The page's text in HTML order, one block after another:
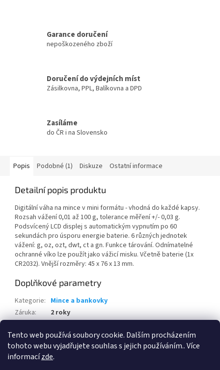
Tento web používá soubory cookie. Dalším procházením
tohoto webu vyjadřujete souhlas s jejich používáním.. Více
informacízde.
Garance doručení
nepoškozeného zboží
Doručení do výdejních míst
Zásilkovna, PPL, Balíkovna a DPD
Zasíláme
do ČR i na Slovensko
Popis Podobné (1) Diskuze Ostatní informace
Detailní popis produktu
Digitální váha na mince v mini formátu - vhodná do každé kapsy.
Rozsah vážení 0,01 až 100 g, tolerance měření +/- 0,03 g.
Podsvícený LCD displej s automatickým vypnutím po 60
sekundách pro úsporu energie baterie. 6 různých jednotek
vážení: g, oz, ozt, dwt, ct a gn. Funkce tárování. Odnímatelné
ochranné víko lze použít jako vážicí misku. Včetně baterie (1x
CR2032). Vnější rozměry: 45 x 76 x 13 mm.
Doplňkové parametry
Kategorie: Mince a bankovky
Záruka:
2 roky
EAN: 4004117419263